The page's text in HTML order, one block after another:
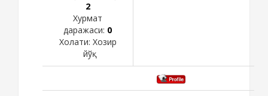
2
Хурмат
даражаси: 0
Холати: Хозир
йўқ